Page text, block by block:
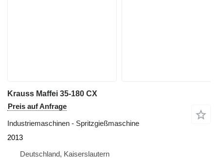
Krauss Maffei 35-180 CX
Preis auf Anfrage
Industriemaschinen - Spritzgießmaschine
2013
Deutschland, Kaiserslautern